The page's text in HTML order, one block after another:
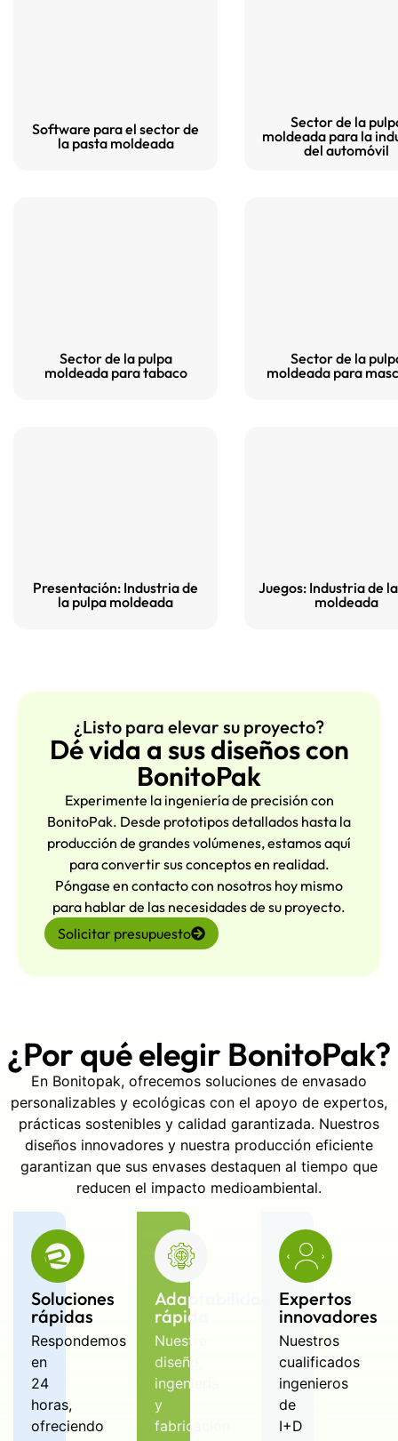
Software para el sector de
la pasta moldeada
Sector de la
moldeada para la
del automóvil
Sector de la pulpa
moldeada para tabaco
Sector de la
moldeada para
Presentación: Industria de
la pulpa moldeada
Juegos: Industria de
moldeada
¿Listo para elevar su proyecto?
Dé vida a sus diseños con
BonitoPak
Experimente la ingeniería de precisión con
BonitoPak. Desde prototipos detallados hasta la
producción de grandes volúmenes, estamos aquí
para convertir sus conceptos en realidad.
Póngase en contacto con nosotros hoy mismo
para hablar de las necesidades de su proyecto.
Solicitar presupuesto
¿Por qué elegir BonitoPak?
En Bonitopak, ofrecemos soluciones de envasado
personalizables y ecológicas con el apoyo de expertos,
prácticas sostenibles y calidad garantizada. Nuestros
diseños innovadores y nuestra producción eficiente
garantizan que sus envases destaquen al tiempo que
reducen el impacto medioambiental.
Soluciones
rápidas
Respondemos
en
24
horas,
ofreciendo
Adaptabilidad
rápida
Nuestro
diseño,
ingeniería
y
fabricación
Expertos
innovadores
Nuestros
cualificados
ingenieros
de
I+D